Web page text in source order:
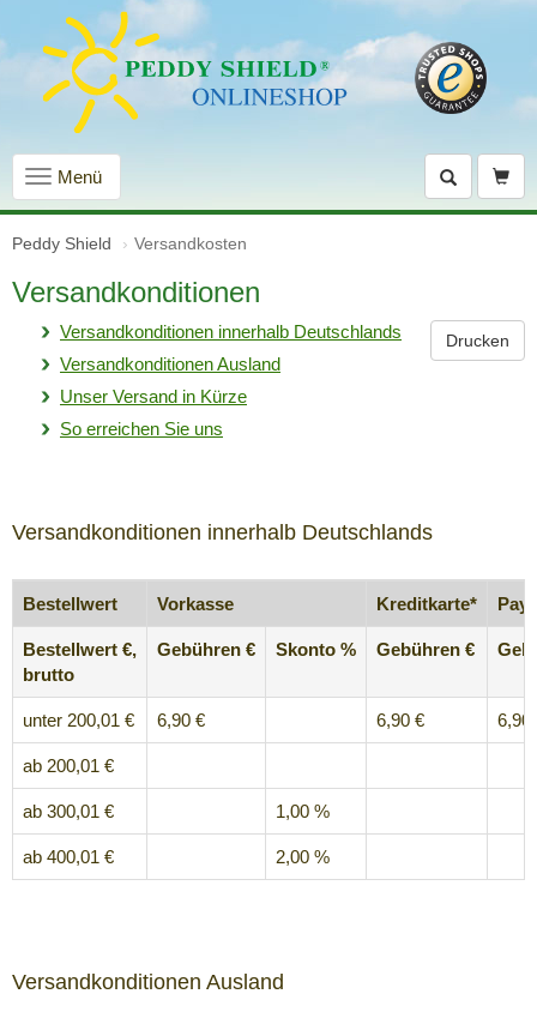
Navigation
einblenden
Menü
Peddy Shield Versandkosten
Versandkonditionen
Drucken
Versandkonditionen innerhalb Deutschlands
Versandkonditionen Ausland
Unser Versand in Kürze
So erreichen Sie uns
Versandkonditionen innerhalb Deutschlands
Bestellwert Vorkasse Kreditkarte*
Bestellwert €,
brutto
Gebühren € Skonto % Gebühren €
unter 200,01 € 6,90 € 6,90 € 6,90
ab 200,01 €
ab 300,01 € 1,00 %
ab 400,01 € 2,00 %
Versandkonditionen Ausland